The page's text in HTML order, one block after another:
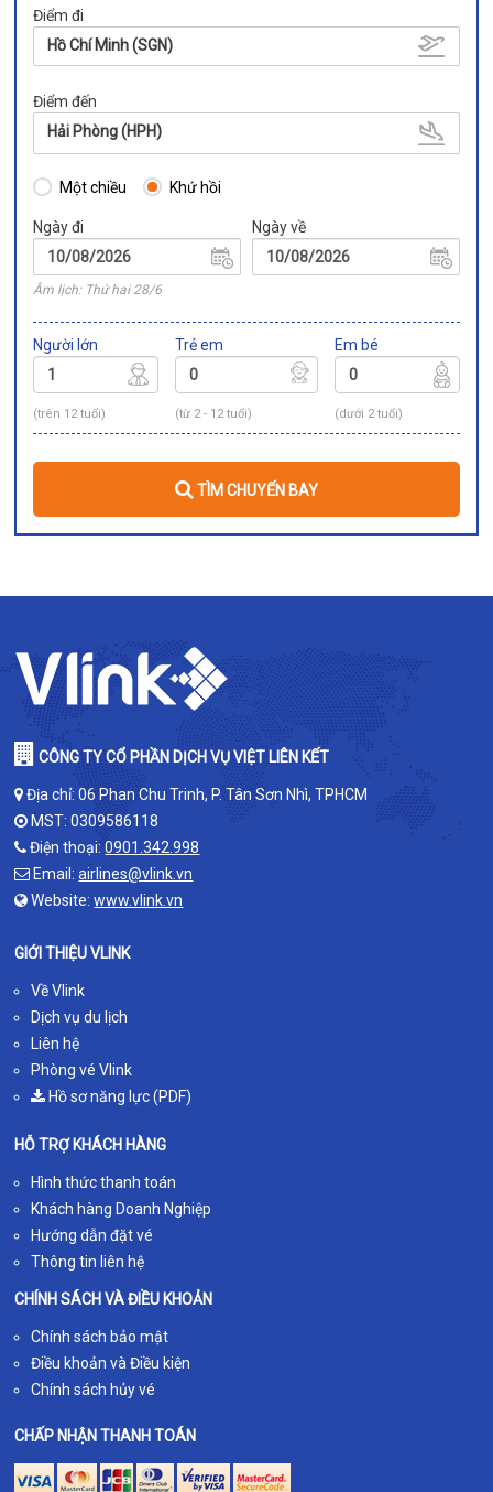
Điểm đi
Hồ Chí Minh (SGN)
Điểm đến
Hải Phòng (HPH)
Một chiều Khứ hồi
Ngày đi
Âm lịch: Thứ hai 28/6
Ngày về
Người lớn
(trên 12 tuổi)
Trẻ em
(từ 2 - 12 tuổi)
Em bé
(dưới 2 tuổi)
TÌM CHUYẾN BAY
CÔNG TY CỔ PHẦN DỊCH VỤ VIỆT LIÊN KẾT
Địa chỉ: 06 Phan Chu Trinh, P. Tân Sơn Nhì, TPHCM
MST: 0309586118
Điện thoại:0901.342.998
Email:airlines@vlink.vn
Website:www.vlink.vn
GIỚI THIỆU VLINK
Về Vlink
Dịch vụ du lịch
Liên hệ
Phòng vé Vlink
Hồ sơ năng lực (PDF)
HỖ TRỢ KHÁCH HÀNG
Hình thức thanh toán
Khách hàng Doanh Nghiệp
Hướng dẫn đặt vé
Thông tin liên hệ
CHÍNH SÁCH VÀ ĐIỀU KHOẢN
Chính sách bảo mật
Điều khoản và Điều kiện
Chính sách hủy vé
CHẤP NHẬN THANH TOÁN